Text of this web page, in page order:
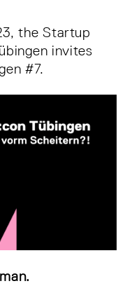
the Startup
invites
#7.